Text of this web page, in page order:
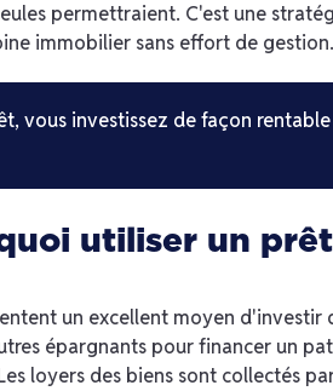
permettraient. C'est une
immobilier sans effort de gestion.
vous investissez de façon
utiliser un
un excellent moyen d'investir
épargnants pour financer un
loyers des biens sont collectés